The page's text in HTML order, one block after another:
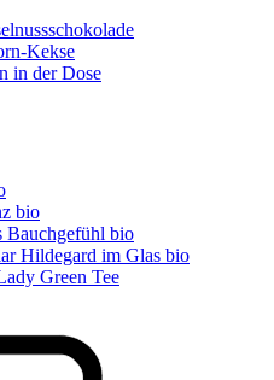
Kekse
in der Dose
bio
Bauchgefühl bio
Hildegard im Glas bio
Green Tee